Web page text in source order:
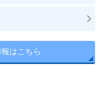
はこちら